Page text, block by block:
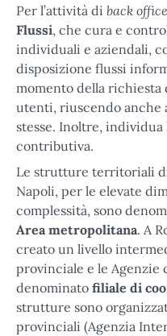
Per l’attività di back office
Flussi, che cura e
individuali e aziendali,
disposizione flussi
momento della richiesta
utenti, riuscendo anche
stesse. Inoltre, individua
contributiva.
Le strutture territoriali
Napoli, per le elevate
complessità, sono
Area metropolitana. A
creato un livello
provinciale e le Agenzie
denominato filiale di
strutture sono
provinciali (Agenzia